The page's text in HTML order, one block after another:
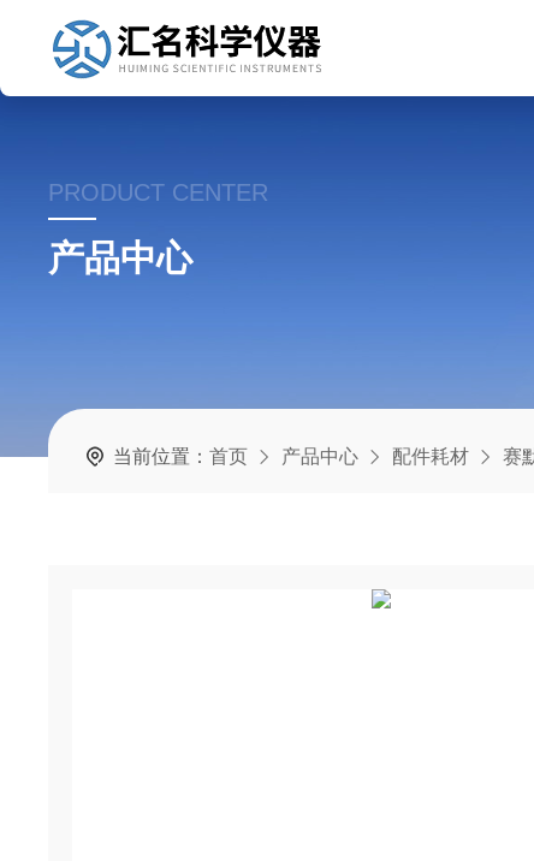
PRODUCT CENTER
产品中心
当前位置：首页 产品中心 配件耗材 赛